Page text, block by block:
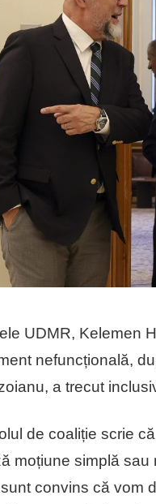
UDMR, Kelemen
nefuncțională,
a trecut
de coaliție scrie
moțiune simplă
convins că vom